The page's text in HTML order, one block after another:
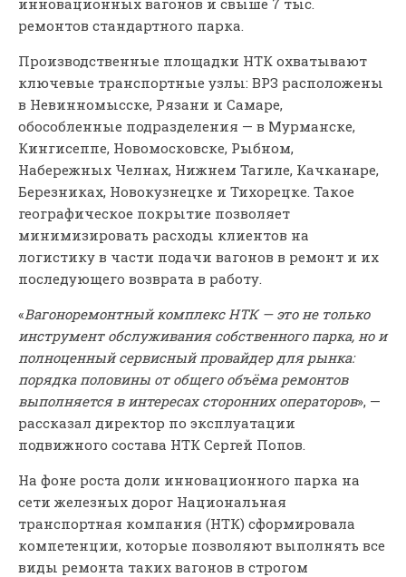
ремонтов стандартного парка.
Производственные площадки НТК охватывают
ключевые транспортные узлы: ВРЗ расположены
в Невинномысске, Рязани и Самаре,
обособленные подразделения — в Мурманске,
Кингисеппе, Новомосковске, Рыбном,
Набережных Челнах, Нижнем Тагиле, Качканаре,
Березниках, Новокузнецке и Тихорецке. Такое
географическое покрытие позволяет
минимизировать расходы клиентов на
логистику в части подачи вагонов в ремонт и их
последующего возврата в работу.
«Вагоноремонтный комплекс НТК — это не только
инструмент обслуживания собственного парка, но и
полноценный сервисный провайдер для рынка:
порядка половины от общего объёма ремонтов
выполняется в интересах сторонних операторов», —
рассказал директор по эксплуатации
подвижного состава НТК Сергей Попов.
На фоне роста доли инновационного парка на
сети железных дорог Национальная
транспортная компания (НТК) сформировала
компетенции, которые позволяют выполнять все
виды ремонта таких вагонов в строгом